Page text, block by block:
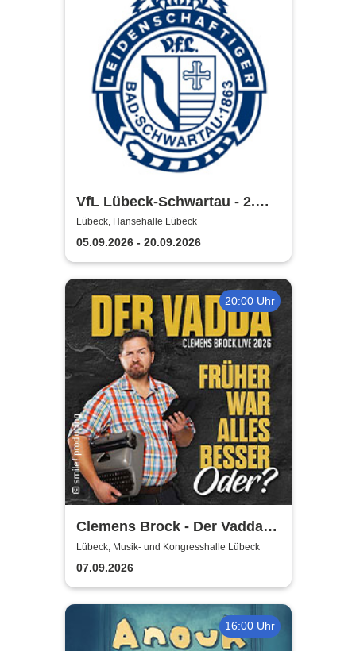
VfL Lübeck-Schwartau - 2.
Handball Bundesliga Saison
2026/2027
Lübeck, Hansehalle Lübeck
05.09.2026 - 20.09.2026
20:00 Uhr
Clemens Brock - Der Vadda -
Früher war alles besser,
oder?
Lübeck, Musik- und Kongresshalle Lübeck
07.09.2026
16:00 Uhr